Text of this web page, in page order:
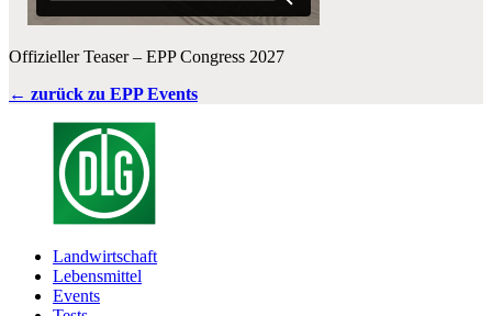
Offizieller Teaser – EPP Congress 2027
← zurück zu EPP Events
Landwirtschaft
Lebensmittel
Events